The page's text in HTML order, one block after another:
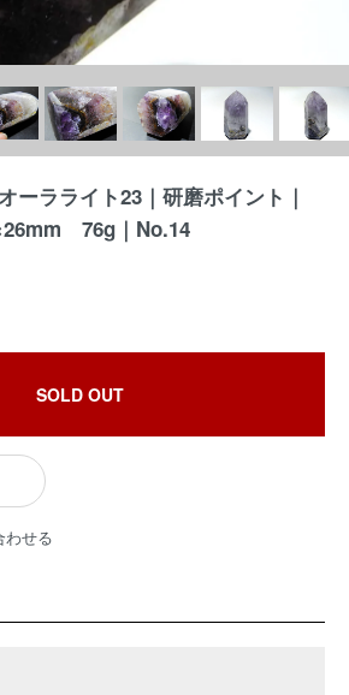
ーラライト23｜研磨ポイント｜
76g｜No.14
SOLD OUT
わせる